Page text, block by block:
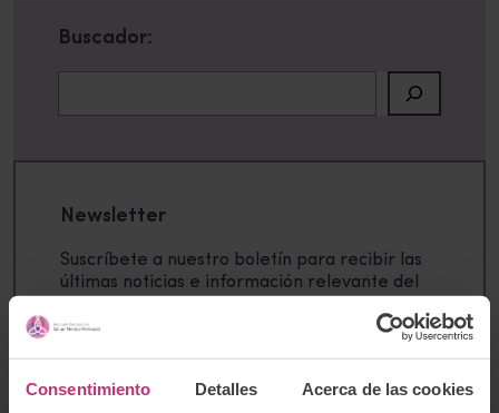
Consentimiento Detalles Acerca de las cookies
Buscador:
Newsletter
Suscríbete a nuestro boletín para recibir las
últimas noticias e información relevante del